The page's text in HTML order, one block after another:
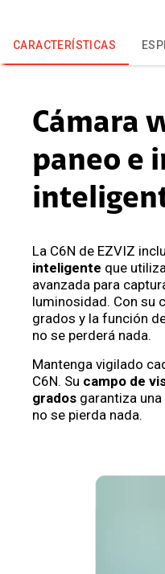
CARACTERÍSTICAS
Cámara
paneo e
La C6N de EZVIZ
inteligente que
avanzada para
luminosidad. Con su
grados y la función
no se perderá nada.
Mantenga vigilado
C6N. Su campo de
grados garantiza
no se pierda nada.